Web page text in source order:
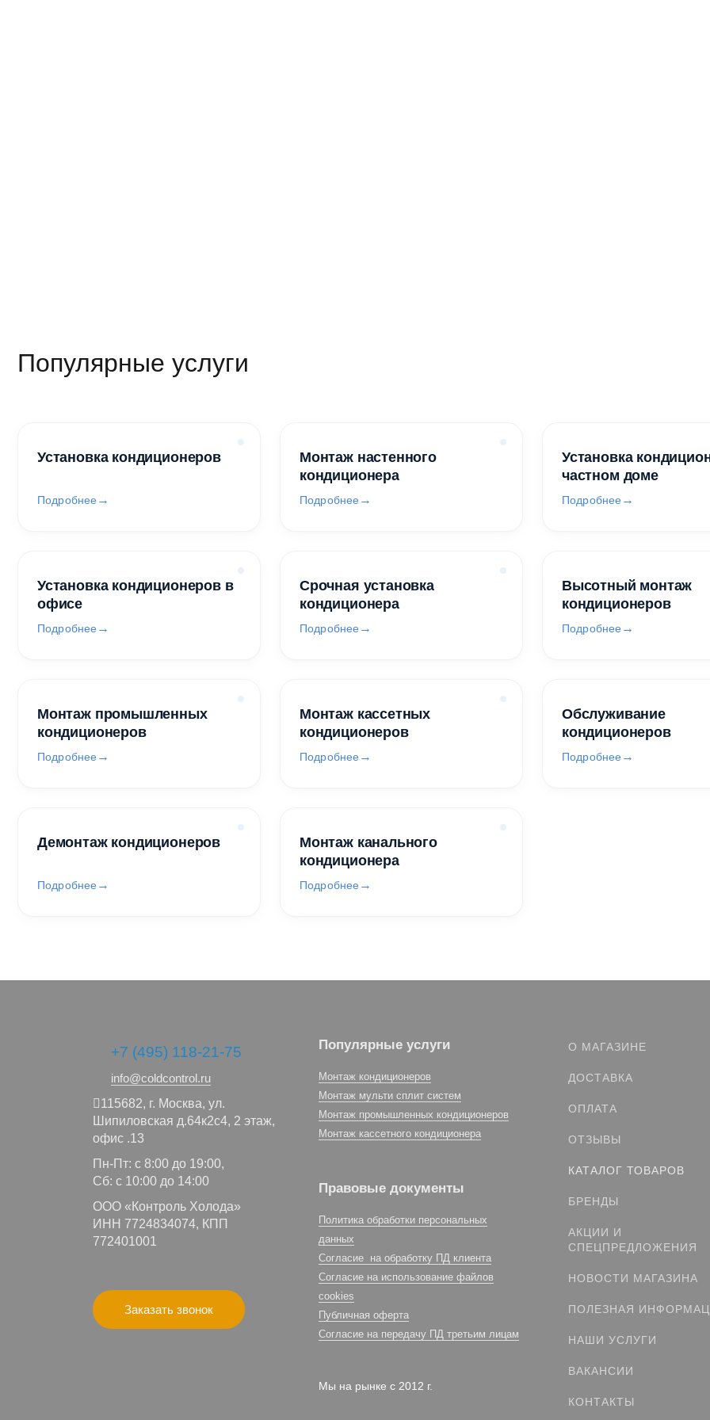
Популярные услуги
Установка кондиционеров
Подробнее
Монтаж настенного
кондиционера
Подробнее
Установка
частном доме
Подробнее
Установка кондиционеров в
офисе
Подробнее
Срочная установка
кондиционера
Подробнее
Высотный монтаж
кондиционеров
Подробнее
Монтаж промышленных
кондиционеров
Подробнее
Монтаж кассетных
кондиционеров
Подробнее
Обслуживание
кондиционеров
Подробнее
Демонтаж кондиционеров
Подробнее
Монтаж канального
кондиционера
Подробнее
+7 (495) 118-21-75
info@coldcontrol.ru
115682, г. Москва, ул.
Шипиловская д.64к2с4, 2 этаж,
офис .13
Пн-Пт: с 8:00 до 19:00,
Сб: с 10:00 до 14:00
ООО «Контроль Холода»
ИНН 7724834074, КПП
772401001
Заказать звонок
Популярные услуги
Монтаж кондиционеров
Монтаж мульти сплит систем
Монтаж промышленных кондиционеров
Монтаж кассетного кондиционера
Правовые документы
Политика обработки персональных
данных
Согласие на обработку ПД клиента
Согласие на использование файлов
cookies
Публичная оферта
Согласие на передачу ПД третьим лицам
Мы на рынке с 2012 г.
О МАГАЗИНЕ
ДОСТАВКА
ОПЛАТА
ОТЗЫВЫ
КАТАЛОГ ТОВАРОВ
БРЕНДЫ
АКЦИИ И
СПЕЦПРЕДЛОЖЕНИЯ
НОВОСТИ МАГАЗИНА
ПОЛЕЗНАЯ
НАШИ УСЛУГИ
ВАКАНСИИ
КОНТАКТЫ